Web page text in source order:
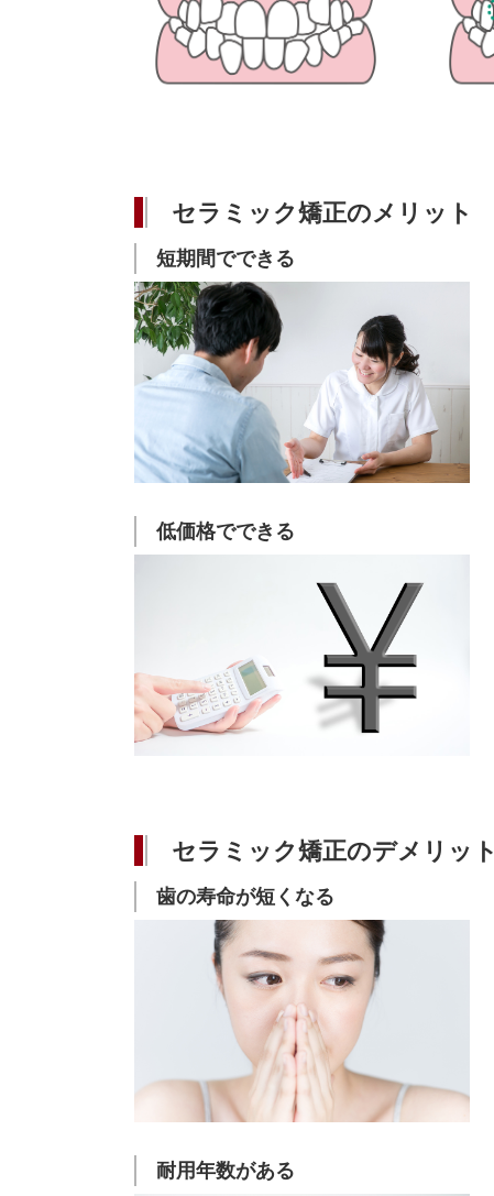
セラミック矯正のメリット
短期間でできる
低価格でできる
セラミック矯正のデメリット
歯の寿命が短くなる
耐用年数がある